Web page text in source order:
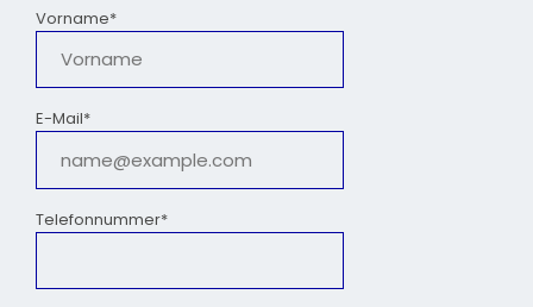
Vorname*
E-Mail*
Telefonnummer*